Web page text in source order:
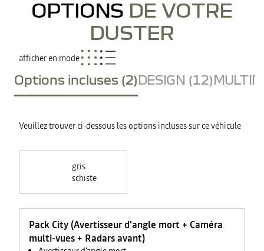
OPTIONS DE VOTRE
DUSTER
afficher en mode
Options incluses (2)DESIGN (12)
Veuillez trouver ci-dessous les options incluses sur ce véhicule
gris
schiste
Pack City (Avertisseur d'angle mort + Caméra
multi-vues + Radars avant)